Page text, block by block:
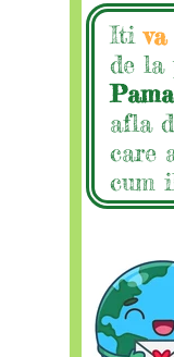
Iti
de la
afla
care
cum